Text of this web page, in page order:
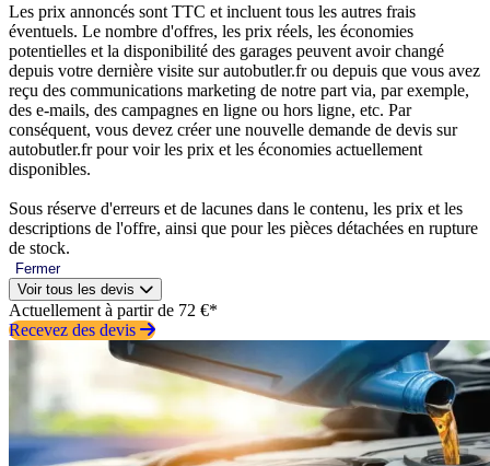
Les prix annoncés sont TTC et incluent tous les autres frais
éventuels. Le nombre d'offres, les prix réels, les économies
potentielles et la disponibilité des garages peuvent avoir changé
depuis votre dernière visite sur autobutler.fr ou depuis que vous avez
reçu des communications marketing de notre part via, par exemple,
des e-mails, des campagnes en ligne ou hors ligne, etc. Par
conséquent, vous devez créer une nouvelle demande de devis sur
autobutler.fr pour voir les prix et les économies actuellement
disponibles.
Sous réserve d'erreurs et de lacunes dans le contenu, les prix et les
descriptions de l'offre, ainsi que pour les pièces détachées en rupture
de stock.
Fermer
Voir tous les devis
Actuellement à partir de 72 €*
Recevez des devis